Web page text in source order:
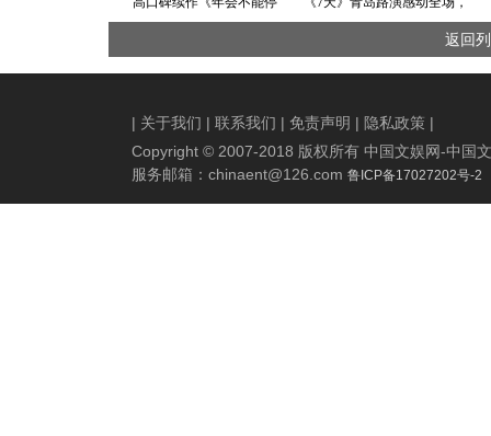
客“刘马组合”上演爆笑升职记
蒋奇明张艺凡诠释“七年一
生”爱情寓言
返回
| 关于我们 | 联系我们 | 免责声明 | 隐私政策 |
Copyright © 2007-2018 版权所有 中国文娱网-中国
服务邮箱： chinaent@126.com 鲁ICP备17027202号-2